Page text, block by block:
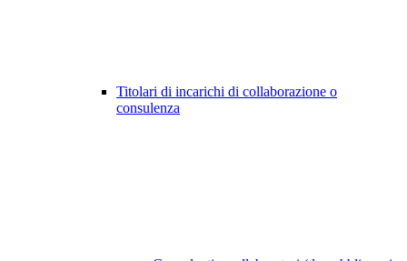
Titolari di incarichi di collaborazione o
consulenza